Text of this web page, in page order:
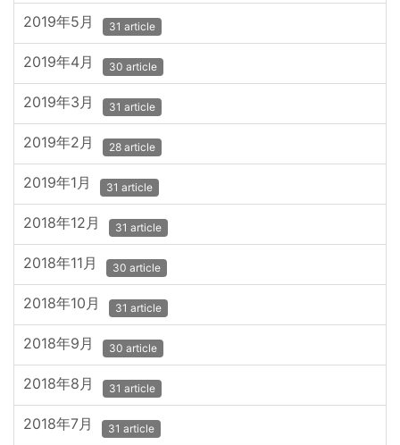
2019年5月 31 article
2019年4月 30 article
2019年3月 31 article
2019年2月 28 article
2019年1月 31 article
2018年12月 31 article
2018年11月 30 article
2018年10月 31 article
2018年9月 30 article
2018年8月 31 article
2018年7月 31 article